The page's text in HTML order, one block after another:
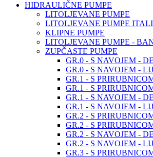
HIDRAULIČNE PUMPE
LITOLJEVANE PUMPE
LITOLJEVANE PUMPE
KLIPNE PUMPE
LITOLJEVANE PUMPE -
ZUPČASTE PUMPE
GR.0 - S NAVOJEM -
GR.0 - S NAVOJEM -
GR.1 - S
GR.1 - S
GR.1 - S NAVOJEM -
GR.1 - S NAVOJEM -
GR.2 - S
GR.2 - S
GR.2 - S NAVOJEM -
GR.2 - S NAVOJEM -
GR.3 - S